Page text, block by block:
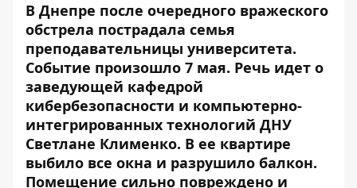
В Днепре после очередного вражеского
обстрела пострадала семья
преподавательницы университета.
Событие произошло 7 мая. Речь идет о
заведующей кафедрой
кибербезопасности и компьютерно-
интегрированных технологий ДНУ
Светлане Клименко. В ее квартире
выбило все окна и разрушило балкон.
Помещение сильно повреждено и